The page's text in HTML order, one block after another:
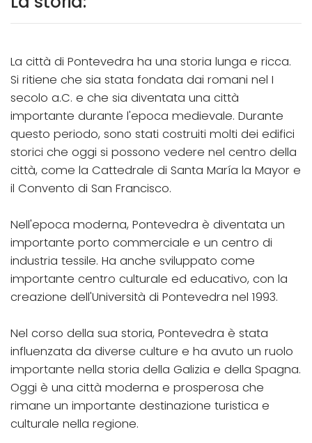
La città di Pontevedra ha una storia lunga e ricca.
Si ritiene che sia stata fondata dai romani nel I
secolo a.C. e che sia diventata una città
importante durante l'epoca medievale. Durante
questo periodo, sono stati costruiti molti dei edifici
storici che oggi si possono vedere nel centro della
città, come la Cattedrale di Santa María la Mayor e
il Convento di San Francisco.
Nell'epoca moderna, Pontevedra è diventata un
importante porto commerciale e un centro di
industria tessile. Ha anche sviluppato come
importante centro culturale ed educativo, con la
creazione dell'Università di Pontevedra nel 1993.
Nel corso della sua storia, Pontevedra è stata
influenzata da diverse culture e ha avuto un ruolo
importante nella storia della Galizia e della Spagna.
Oggi è una città moderna e prosperosa che
rimane un importante destinazione turistica e
culturale nella regione.